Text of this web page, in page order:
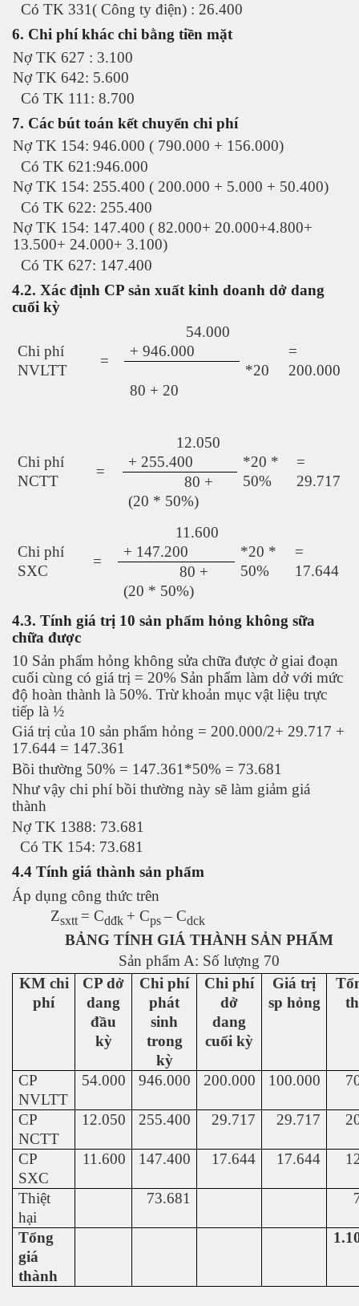
Có TK 331( Công ty điện) : 26.400
6. Chi phí khác chi bằng tiền mặt
Nợ TK 627 : 3.100
Nợ TK 642: 5.600
Có TK 111: 8.700
7. Các bút toán kết chuyển chi phí
Nợ TK 154: 946.000 ( 790.000 + 156.000)
Có TK 621:946.000
Nợ TK 154: 255.400 ( 200.000 + 5.000 + 50.400)
Có TK 622: 255.400
Nợ TK 154: 147.400 ( 82.000+ 20.000+4.800+
13.500+ 24.000+ 3.100)
Có TK 627: 147.400
4.2. Xác định CP sản xuất kinh doanh dở dang
cuối kỳ
Chi phí
NVLTT
=
54.000
+ 946.000
*20
=
200.000
80 + 20
Chi phí
NCTT
=
12.050
+ 255.400
*20 *
50%
=
29.717
80 +
(20 * 50%)
Chi phí
SXC
=
11.600
+ 147.200
*20 *
50%
=
17.644
80 +
(20 * 50%)
4.3. Tính giá trị 10 sản phẩm hỏng không sữa
chữa được
10 Sản phẩm hỏng không sửa chữa được ở giai đoạn
cuối cùng có giá trị = 20% Sản phẩm làm dở với mức
độ hoàn thành là 50%. Trừ khoản mục vật liệu trực
tiếp là ½
Giá trị của 10 sản phẩm hỏng = 200.000/2+ 29.717 +
17.644 = 147.361
Bồi thường 50% = 147.361*50% = 73.681
Như vậy chi phí bồi thường này sẽ làm giảm giá
thành
Nợ TK 1388: 73.681
Có TK 154: 73.681
4.4 Tính giá thành sản phẩm
Áp dụng công thức trên
Zsxtt = Cdđk + Cps – Cdck
BẢNG TÍNH GIÁ THÀNH SẢN PHẨM
Sản phẩm A: Số lượng 70
KM chi
phí
CP dở
dang
đầu
kỳ
Chi phí
phát
sinh
trong
kỳ
Chi phí
dở
dang
cuối kỳ
Giá trị
sp hỏng
CP
NVLTT
54.000 946.000 200.000 100.000
CP
NCTT
12.050 255.400 29.717 29.717
CP
SXC
11.600 147.400 17.644 17.644
Thiệt
hại
73.681
Tổng
giá
thành